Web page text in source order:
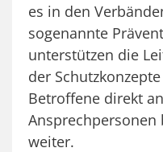
es in den
sogenannte
unterstützen die
der
Betroffene direkt
Ansprechpersonen
weiter.